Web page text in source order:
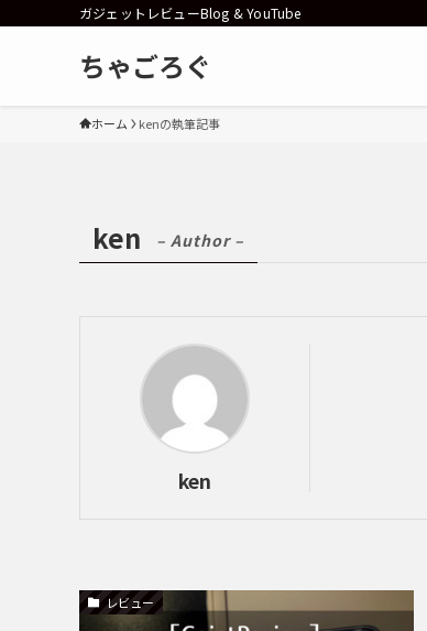
ガジェットレビューBlog & YouTube
ちゃごろぐ
ホーム kenの執筆記事
ken – Author –
ken
レビュー